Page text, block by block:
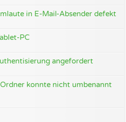
in E-Mail-Absender defekt
PC
angefordert
konnte nicht umbenannt